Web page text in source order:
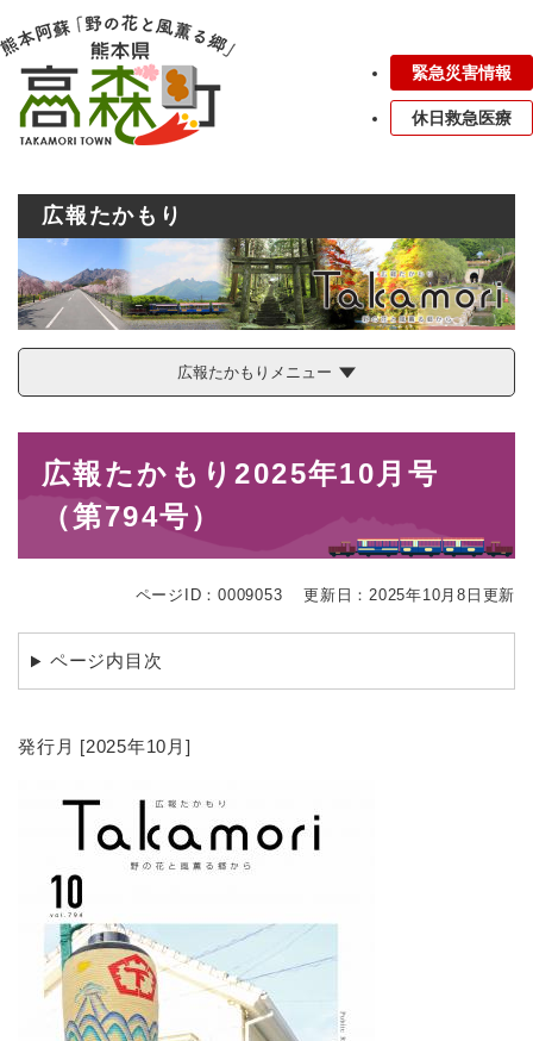
ー
ジ
メニューを飛ばして本文へ
緊急災害情報
休日救急医療
広報たかもり
広報たかもりメニュー
広報たかもり2025年10月号
（第794号）
ページID：0009053 更新日：2025年10月8日更新
ページ内目次
発行月 [2025年10月]